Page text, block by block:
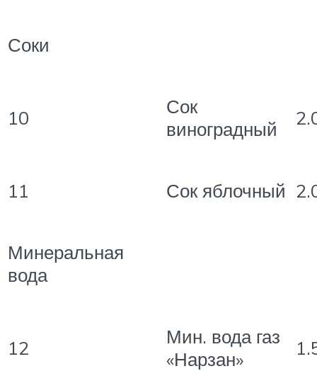
Соки
10
Сок
виноградный
11 Сок яблочный
Минеральная
вода
12
Мин. вода газ
«Нарзан»